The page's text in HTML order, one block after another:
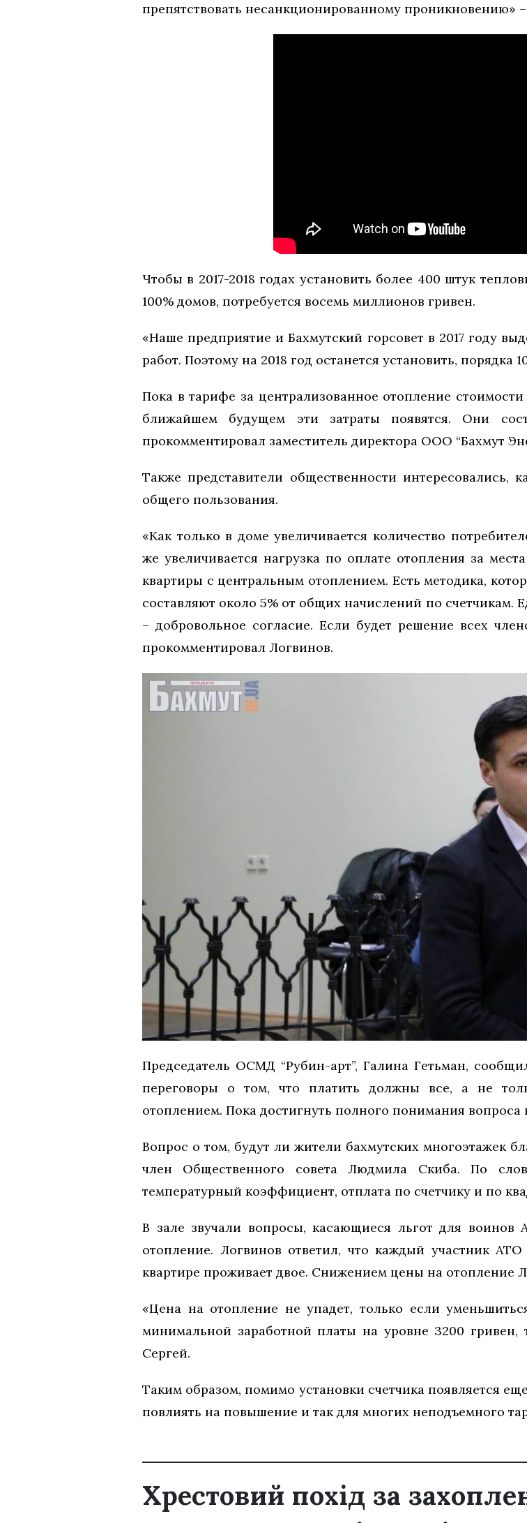
препятствовать несанкционированному проникновению»
Чтобы в 2017-2018 годах установить более 400 штук
100% домов, потребуется восемь миллионов гривен.
«Наше предприятие и Бахмутский горсовет в 2017 году
работ. Поэтому на 2018 год останется установить, порядка
Пока в тарифе за централизованное отопление
ближайшем будущем эти затраты появятся. Они
прокомментировал заместитель директора ООО “Бахмут
Также представители общественности интересовались,
общего пользования.
«Как только в доме увеличивается количество
же увеличивается нагрузка по оплате отопления за
квартиры с центральным отоплением. Есть методика,
составляют около 5% от общих начислений по счетчикам.
– добровольное согласие. Если будет решение всех
прокомментировал Логвинов.
Председатель ОСМД “Рубин-арт”, Галина Гетьман,
переговоры о том, что платить должны все, а не
отоплением. Пока достигнуть полного понимания вопроса
Вопрос о том, будут ли жители бахмутских многоэтажек
член Общественного совета Людмила Скиба. По
температурный коэффициент, отплата по счетчику и по
В зале звучали вопросы, касающиеся льгот для
отопление. Логвинов ответил, что каждый участник
квартире проживает двое. Снижением цены на отопление
«Цена на отопление не упадет, только если
минимальной заработной платы на уровне 3200
Сергей.
Таким образом, помимо установки счетчика появляется
повлиять на повышение и так для многих неподъемного
Хрестовий похід за